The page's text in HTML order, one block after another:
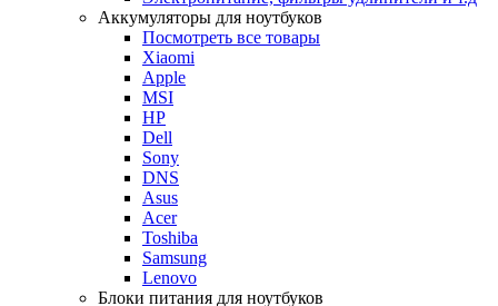
Аккумуляторы для ноутбуков
Посмотреть все товары
Xiaomi
Apple
MSI
HP
Dell
Sony
DNS
Asus
Acer
Toshiba
Samsung
Lenovo
Блоки питания для ноутбуков